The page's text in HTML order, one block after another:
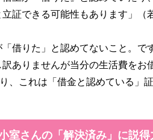
証できる可能性もあります」（
借りた」と認めてないこと。で
ありませんが当分の生活費をお
、これは「借金と認めている」
室さんの「解決済み」に説